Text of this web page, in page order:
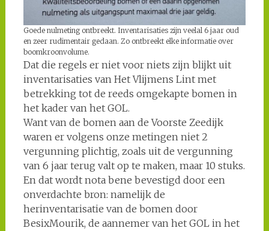
Goede nulmeting ontbreekt. Inventarisaties zijn veelal 6 jaar oud
en zeer rudimentair gedaan. Zo ontbreekt elke informatie over
boomkroonvolume.
Dat die regels er niet voor niets zijn blijkt uit
inventarisaties van Het Vlijmens Lint met
betrekking tot de reeds omgekapte bomen in
het kader van het GOL.
Want van de bomen aan de Voorste Zeedijk
waren er volgens onze metingen niet 2
vergunning plichtig, zoals uit de vergunning
van 6 jaar terug valt op te maken, maar 10 stuks.
En dat wordt nota bene bevestigd door een
onverdachte bron: namelijk de
herinventarisatie van de bomen door
BesixMourik, de aannemer van het GOL in het